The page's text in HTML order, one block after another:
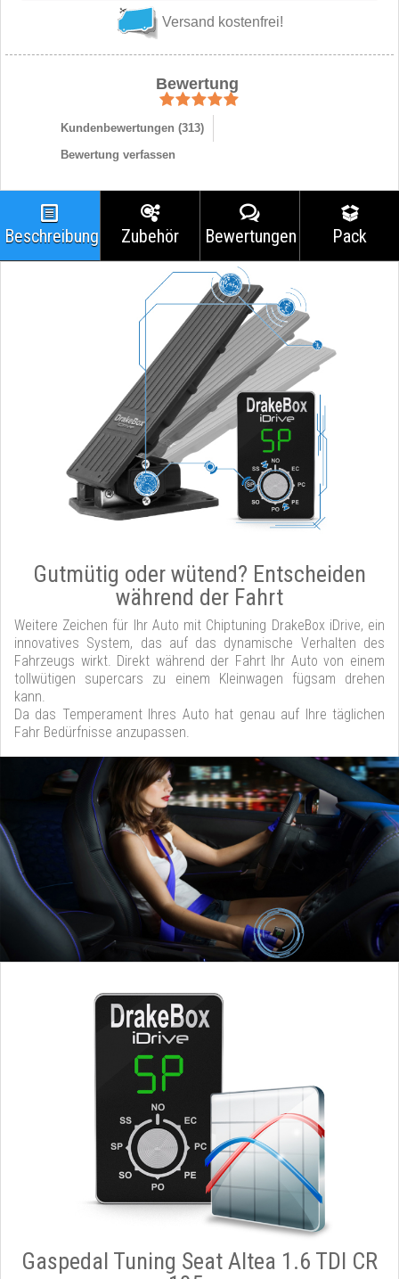
Versand kostenfrei!
Bewertung
Kundenbewertungen (313)
Bewertung verfassen
Beschreibung Zubehör Bewertungen Pack
Gutmütig oder wütend? Entscheiden
während der Fahrt
Weitere Zeichen für Ihr Auto mit Chiptuning DrakeBox iDrive, ein
innovatives System, das auf das dynamische Verhalten des
Fahrzeugs wirkt. Direkt während der Fahrt Ihr Auto von einem
tollwütigen supercars zu einem Kleinwagen fügsam drehen
kann.
Da das Temperament Ihres Auto hat genau auf Ihre täglichen
Fahr Bedürfnisse anzupassen.
Gaspedal Tuning Seat Altea 1.6 TDI CR